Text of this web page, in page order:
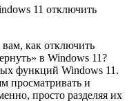
отключить
вам, как отключить
в Windows 11?
функций Windows 11.
просматривать и
просто разделяя их